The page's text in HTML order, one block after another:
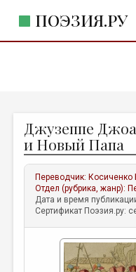
ПОЭЗИЯ.РУ
ЖАНРЫ
АВТОРЫ
КОММЕНТАРИИ
ЛИТСАЛОН
ПРАВИЛА САЙТА
Джузеппе
и Новый Папа
Переводчик: Косиченко
Отдел (рубрика, жанр):
Дата и время
Сертификат Поэзия.ру: